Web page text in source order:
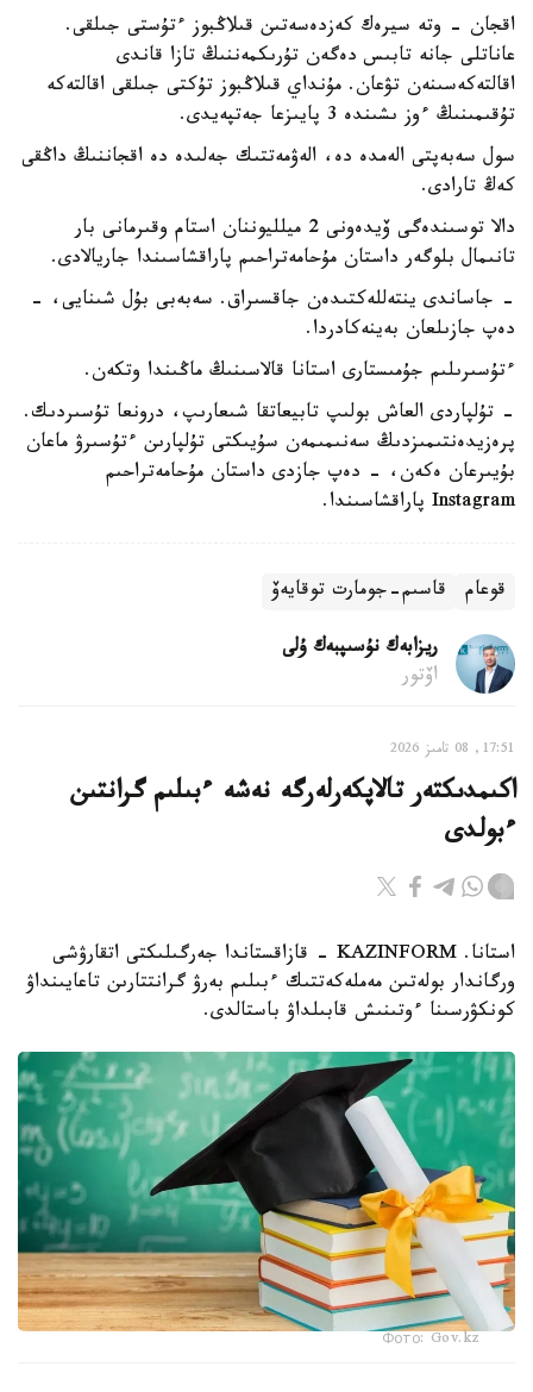
اقجان - وتە سيرەك كەزدەسەتىن قىلاڭبوز ءتۇستى جىلقى.
عاناتلى جانە تابىس دەگەن تۇرىكمەننىڭ تازا قاندى
اقالتەكەسىنەن تۋعان. مۇنداي قىلاڭبوز تۇكتى جىلقى اقالتەكە
تۇقىمىنىڭ ءوز ىشىندە 3 پايىزعا جەتپەيدى.
سول سەبەپتى الەمدە دە، الەۋمەتتىك جەلىدە دە اقجاننىڭ داڭقى
كەڭ تارادى.
دالا توسىندەگى ۆيدەونى 2 ميلليوننان استام وقىرمانى بار
تانىمال بلوگەر داستان مۇحامەتراحىم پاراقشاسىندا جاريالادى.
- جاساندى ينتەللەكتىدەن جاقسىراق. سەبەبى بۇل شىنايى، -
دەپ جازىلعان بەينەكادردا.
ءتۇسىرىلىم جۇمىستارى استانا قالاسىنىڭ ماڭىندا وتكەن.
- تۇلپاردى العاش بولىپ تابيعاتقا شىعارىپ، درونعا تۇسىردىك.
پرەزيدەنتىمىزدىڭ سەنىمىمەن سۇيىكتى تۇلپارىن ءتۇسىرۋ ماعان
بۇيىرعان ەكەن، - دەپ جازدى داستان مۇحامەتراحىم
Instagram پاراقشاسىندا.
قوعام قاسىم-جومارت توقايەۆ
ريزابەك نۇسىپبەك ۇلى
اۆتور
17:51, 08 تامىز 2026
اكىمدىكتەر تالاپكەرلەرگە نەشە ءبىلىم گرانتىن
ءبولدى
استانا. KAZINFORM - قازاقستاندا جەرگىلىكتى اتقارۋشى
ورگاندار بولەتىن مەملەكەتتىك ءبىلىم بەرۋ گرانتتارىن تاعايىنداۋ
كونكۋرسىنا ءوتىنىش قابىلداۋ باستالدى.
Фото: Gov.kz